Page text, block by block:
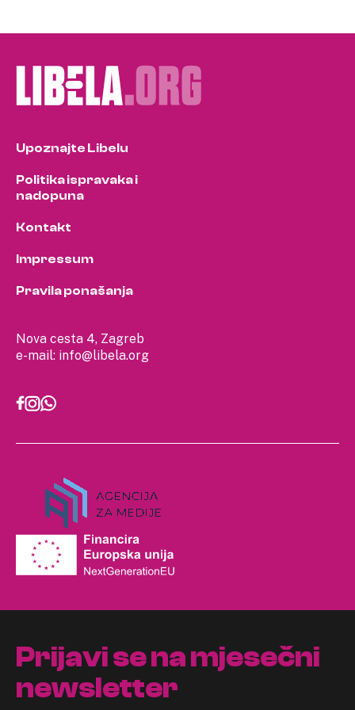
Nova cesta 4, Zagreb
e-mail: info@libela.org
Upoznajte Libelu
Politika ispravaka i
nadopuna
Kontakt
Impressum
Pravila ponašanja
Prijavi se na mjesečni
newsletter